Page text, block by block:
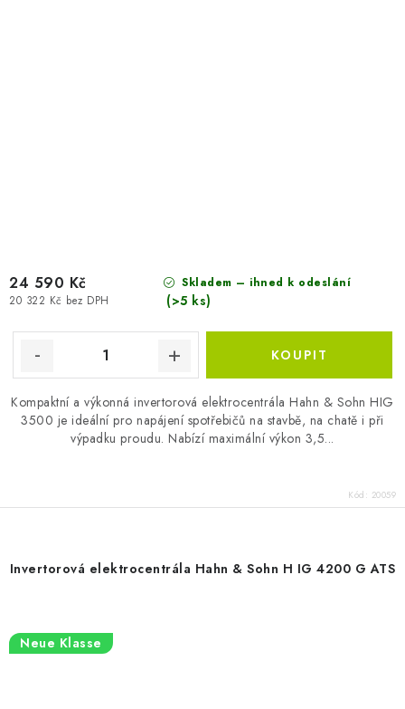
Skladem – ihned k odeslání
(>5 ks)
20 322 Kč bez DPH
24 590 Kč
Kompaktní a výkonná invertorová elektrocentrála Hahn & Sohn HIG
3500 je ideální pro napájení spotřebičů na stavbě, na chatě i při
výpadku proudu. Nabízí maximální výkon 3,5...
Kód: 20059
Invertorová elektrocentrála Hahn & Sohn H IG 4200 G ATS
Neue Klasse